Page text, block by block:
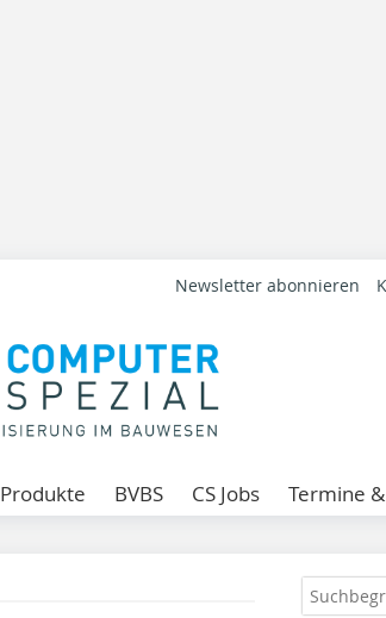
Newsletter abonnieren
Produkte BVBS CS Jobs Termine